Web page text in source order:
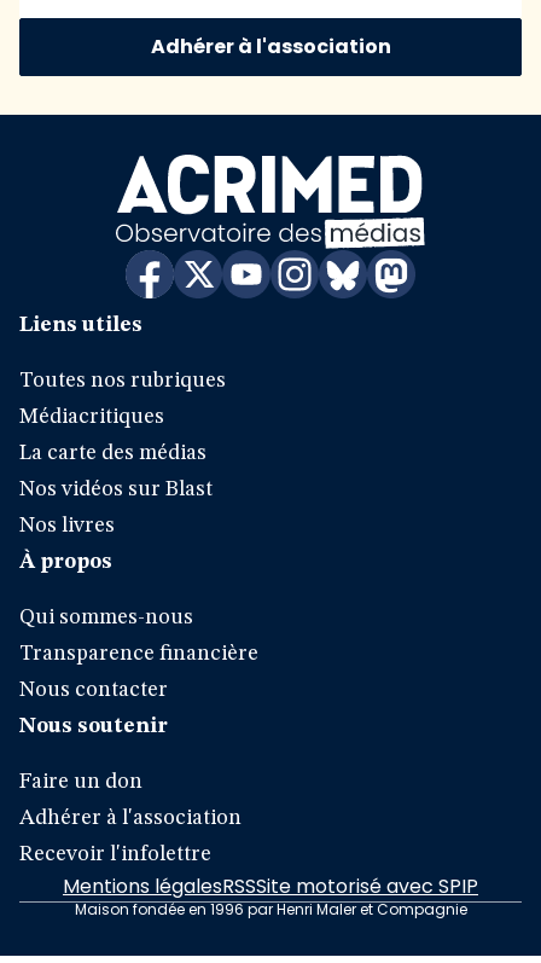
Adhérer à l'association
Liens utiles
Toutes nos rubriques
Médiacritiques
La carte des médias
Nos vidéos sur Blast
Nos livres
À propos
Qui sommes-nous
Transparence financière
Nous contacter
Nous soutenir
Faire un don
Adhérer à l'association
Recevoir l'infolettre
Mentions légalesRSSSite motorisé avec SPIP
Maison fondée en 1996 par Henri Maler et Compagnie